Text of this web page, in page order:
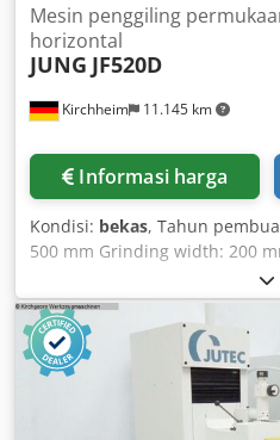
Kirchheim 11.145 km
Mesin penggiling
horizontal
JUNG JF520D
Informasi harga
Kondisi: bekas, Tahun
500 mm Grinding width: 200
mm Machine from the
Bundesanstalt - Geometrically
system checked, fully
All wear parts renewed -
good condition Equipment:
mm Grinding spindle
Y and Z axes Automatic feed